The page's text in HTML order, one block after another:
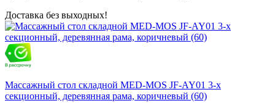
Доставка без выходных!
Массажный стол складной MED-MOS JF-AY01 3-х
секционный, деревянная рама, коричневый (60)